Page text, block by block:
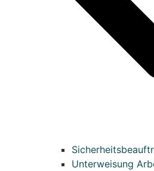
Unterweisung